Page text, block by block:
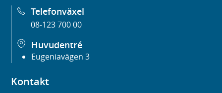
Telefonväxel
08-123 700 00
Huvudentré
Eugeniavägen 3
Kontakt